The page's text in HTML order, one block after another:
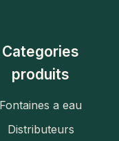
Categories
produits
Fontaines a eau
Distributeurs